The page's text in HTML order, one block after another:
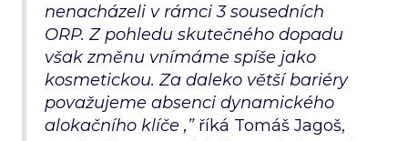
nenacházeli v rámci 3 sousedních
ORP. Z pohledu skutečného dopadu
však změnu vnímáme spíše jako
kosmetickou. Za daleko větší bariéry
považujeme absenci dynamického
alokačního klíče ,”říká Tomáš Jagoš,